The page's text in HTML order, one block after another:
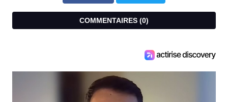
COMMENTAIRES (0)